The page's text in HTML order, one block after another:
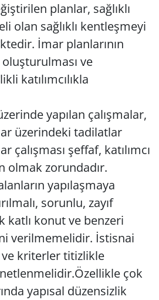
planlar, sağlıklı
olan sağlıklı kentleşmeyi
İmar planlarının
oluşturulması ve
katılımcılıkla
yapılan çalışmalar,
üzerindeki tadilatlar
çalışması şeffaf, katılımcı
olmak zorundadır.
yapılaşmaya
sorunlu, zayıf
katlı konut ve benzeri
verilmemelidir. İstisnai
kriterler titizlikle
çok
yapısal düzensizlik